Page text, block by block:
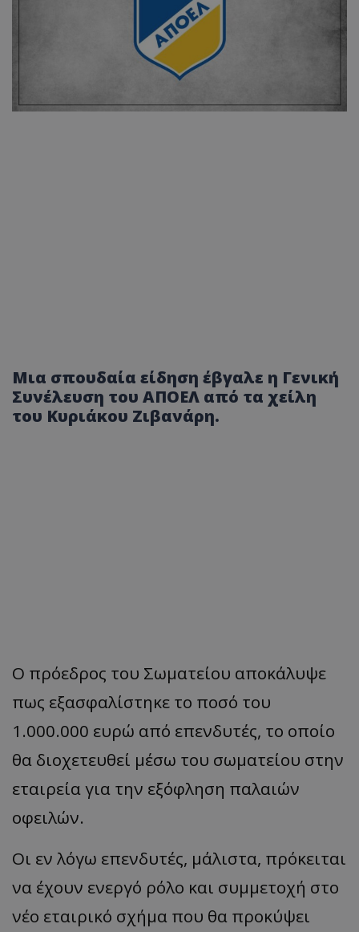
Μια σπουδαία είδηση έβγαλε η Γενική
Συνέλευση του ΑΠΟΕΛ από τα χείλη
του Κυριάκου Ζιβανάρη.
Ο πρόεδρος του Σωματείου αποκάλυψε
πως εξασφαλίστηκε το ποσό του
1.000.000 ευρώ από επενδυτές, το οποίο
θα διοχετευθεί μέσω του σωματείου στην
εταιρεία για την εξόφληση παλαιών
οφειλών.
Οι εν λόγω επενδυτές, μάλιστα, πρόκειται
να έχουν ενεργό ρόλο και συμμετοχή στο
νέο εταιρικό σχήμα που θα προκύψει